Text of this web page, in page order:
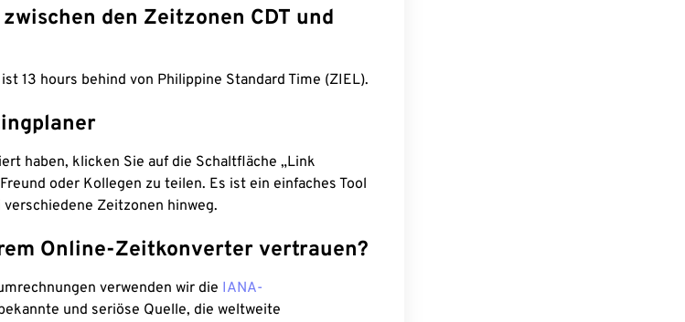
den Zeitzonen CDT und
13 hours behind von Philippine Standard Time (ZIEL).
haben, klicken Sie auf die Schaltfläche „Link
oder Kollegen zu teilen. Es ist ein einfaches Tool
Zeitzonen hinweg.
Online-Zeitkonverter vertrauen?
verwenden wir die IANA-
und seriöse Quelle, die weltweite